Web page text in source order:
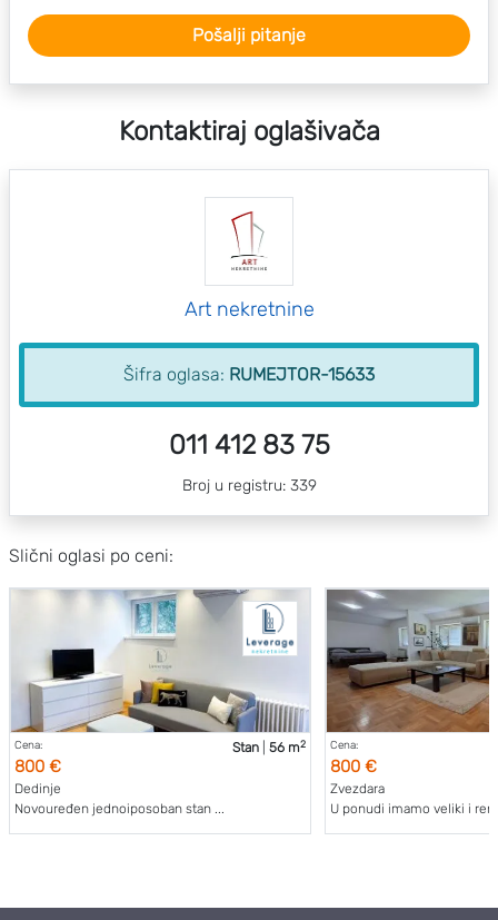
Pošalji pitanje
Kontaktiraj oglašivača
Art nekretnine
Šifra oglasa: RUMEJTOR-15633
011 412 83 75
Broj u registru: 339
Slični oglasi po ceni:
Cena:
800 €
Stan 56 m2
Dedinje
Novouređen jednoiposoban stan ...
Cena:
800 €
Zvezdara
U ponudi imamo veliki i